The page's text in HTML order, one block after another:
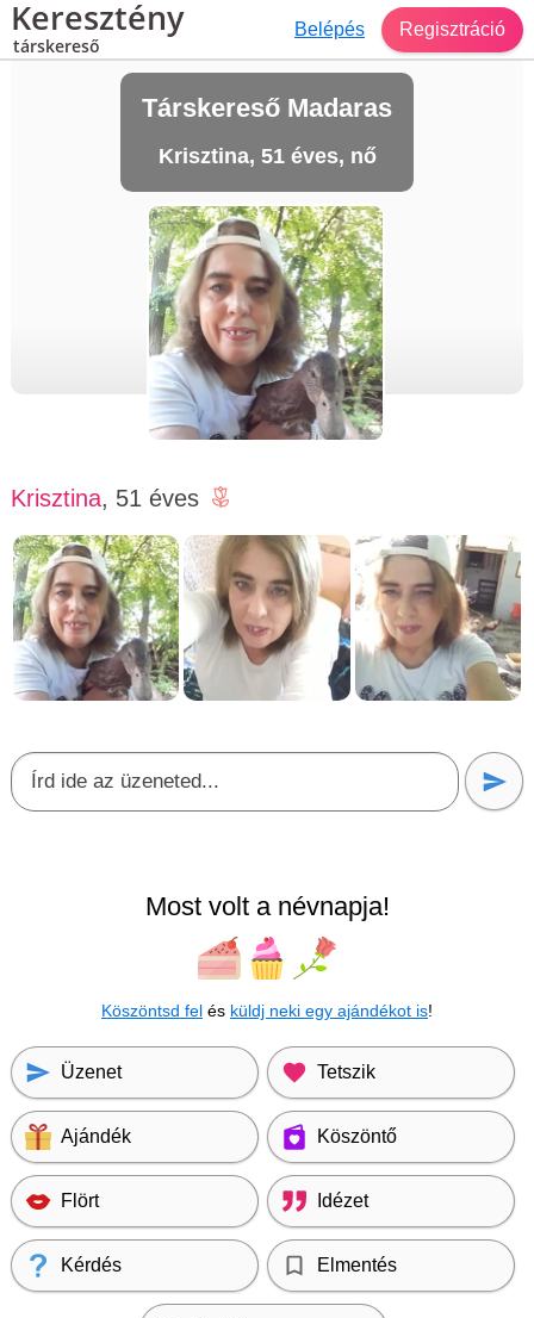
Keresztény
társkereső
Belépés Regisztráció
Társkereső Madaras
Krisztina, 51 éves, nő
Krisztina, 51 éves
Most volt a névnapja!
Köszöntsd fel és küldj neki egy ajándékot is!
Üzenet Tetszik
Ajándék Köszöntő
Flört Idézet
Kérdés Elmentés